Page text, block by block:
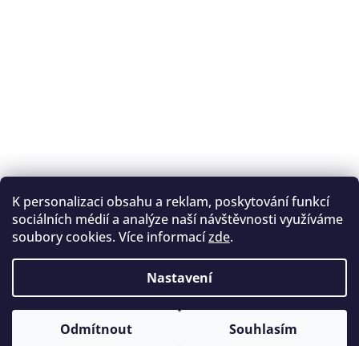
K personalizaci obsahu a reklam, poskytování funkcí
sociálních médií a analýze naší návštěvnosti využíváme
soubory cookies. Více informacízde.
Nastavení
Odmítnout Souhlasím
Sledovat na Instagramu
Registrace na lukostřelbu
I. Královský lukostřelecký klub
Český lukostřelecký svaz
Vytvořil ShoptetCopyright 2026
. Všechna práva vyhrazena.